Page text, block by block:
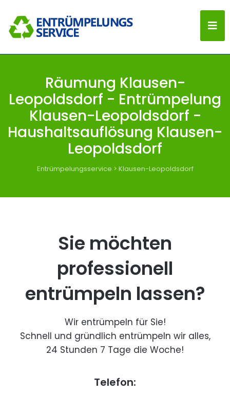
Räumung Klausen-
Leopoldsdorf - Entrümpelung
Klausen-Leopoldsdorf -
Haushaltsauflösung Klausen-
Leopoldsdorf
Entrümpelungsservice > Klausen-Leopoldsdorf
Sie möchten
professionell
entrümpeln lassen?
Wir entrümpeln für Sie!
Schnell und gründlich entrümpeln wir alles,
24 Stunden 7 Tage die Woche!
Telefon: